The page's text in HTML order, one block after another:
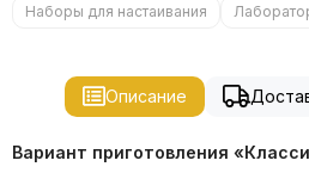
Наборы для настаивания
Описание
Вариант приготовления